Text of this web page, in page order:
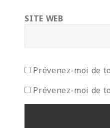
SITE WEB
Prévenez-moi de
Prévenez-moi de